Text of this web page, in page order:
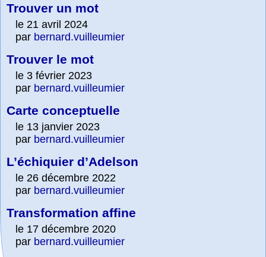
Trouver un mot
le 21 avril 2024
par bernard.vuilleumier
Trouver le mot
le 3 février 2023
par bernard.vuilleumier
Carte conceptuelle
le 13 janvier 2023
par bernard.vuilleumier
L’échiquier d’Adelson
le 26 décembre 2022
par bernard.vuilleumier
Transformation affine
le 17 décembre 2020
par bernard.vuilleumier